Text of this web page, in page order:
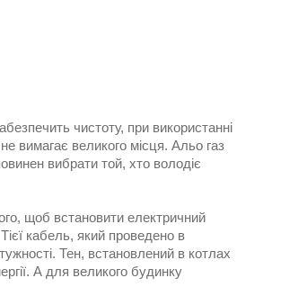
чистоту, при використанні
вимагає великого місця. Альо газ
вибрати той, хто володіє
щоб встановити електричний
кабель, який проведено в
Тен, встановлений в котлах
А для великого будинку